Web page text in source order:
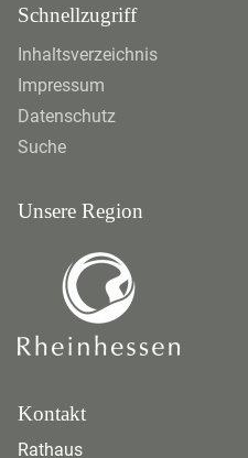
Schnellzugriff
Inhaltsverzeichnis
Impressum
Datenschutz
Suche
Unsere Region
Kontakt
Rathaus